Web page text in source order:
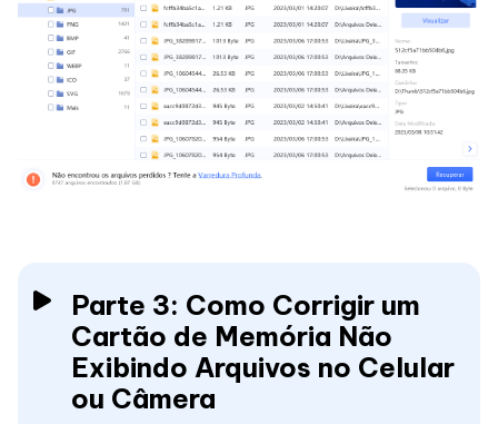
Parte 3: Como Corrigir um
Cartão de Memória Não
Exibindo Arquivos no Celular
ou Câmera